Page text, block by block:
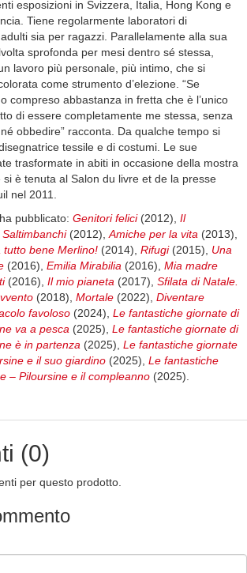
esposizioni in Svizzera, Italia, Hong Kong e
Tiene regolarmente laboratori di
sia per ragazzi. Parallelamente alla sua
sprofonda per mesi dentro sé stessa,
lavoro più personale, più intimo, che si
come strumento d’elezione. “Se
compreso abbastanza in fretta che è l’unico
di essere completamente me stessa, senza
obbedire” racconta. Da qualche tempo si
tessile e di costumi. Le sue
trasformate in abiti in occasione della mostra
si è tenuta al Salon du livre et de la presse
nel 2011.
pubblicato: Genitori felici(2012), Il
Saltimbanchi(2012),Amiche per la vita (2013),
tutto bene Merlino! (2014), Rifugi(2015), Una
(2016), Emilia Mirabilia (2016), Mia madre
(2016), Il mio pianeta (2017), Sfilata di Natale.
(2018), Mortale (2022), Diventare
favoloso (2024), Le fantastiche giornate di
va a pesca (2025), Le fantastiche giornate di
è in partenza (2025), Le fantastiche giornate
e il suo giardino (2025), Le fantastiche
– Piloursine e il compleanno (2025).
(0)
per questo prodotto.